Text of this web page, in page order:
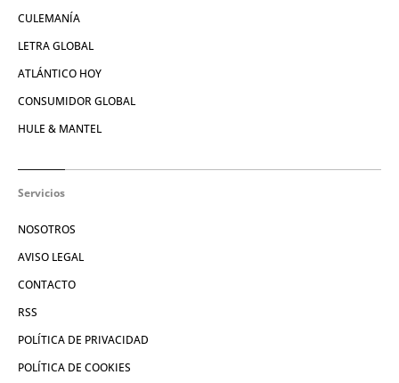
CULEMANÍA
LETRA GLOBAL
ATLÁNTICO HOY
CONSUMIDOR GLOBAL
HULE & MANTEL
Servicios
NOSOTROS
AVISO LEGAL
CONTACTO
RSS
POLÍTICA DE PRIVACIDAD
POLÍTICA DE COOKIES